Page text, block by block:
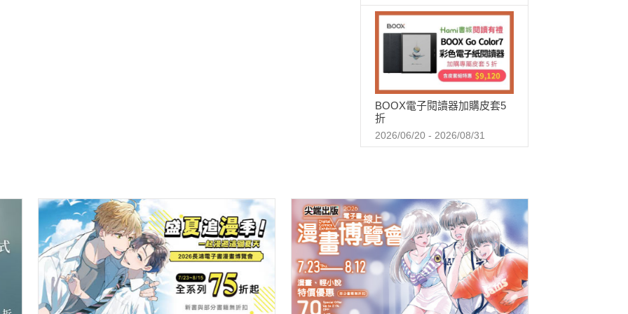
BOOX電子閱讀器加購皮套5
折
2026/06/20 - 2026/08/31